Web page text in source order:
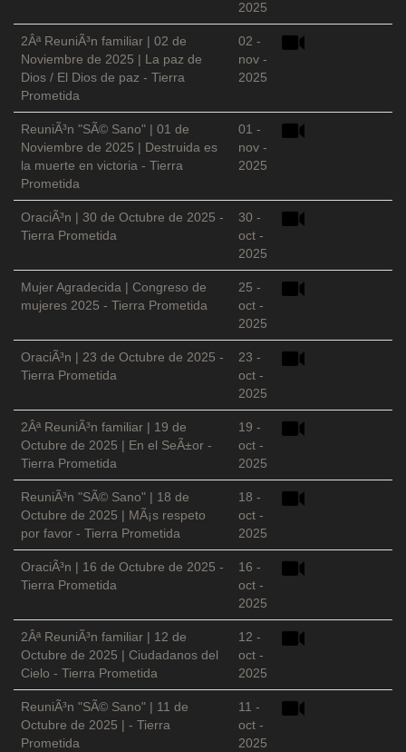
2025
2Âª ReuniÃ³n familiar | 02 de
Noviembre de 2025 | La paz de
Dios / El Dios de paz - Tierra
Prometida
02 -
nov -
2025
ReuniÃ³n "SÃ© Sano" | 01 de
Noviembre de 2025 | Destruida es
la muerte en victoria - Tierra
Prometida
01 -
nov -
2025
OraciÃ³n | 30 de Octubre de 2025 -
Tierra Prometida
30 -
oct -
2025
Mujer Agradecida | Congreso de
mujeres 2025 - Tierra Prometida
25 -
oct -
2025
OraciÃ³n | 23 de Octubre de 2025 -
Tierra Prometida
23 -
oct -
2025
2Âª ReuniÃ³n familiar | 19 de
Octubre de 2025 | En el SeÃ±or -
Tierra Prometida
19 -
oct -
2025
ReuniÃ³n "SÃ© Sano" | 18 de
Octubre de 2025 | MÃ¡s respeto
por favor - Tierra Prometida
18 -
oct -
2025
OraciÃ³n | 16 de Octubre de 2025 -
Tierra Prometida
16 -
oct -
2025
2Âª ReuniÃ³n familiar | 12 de
Octubre de 2025 | Ciudadanos del
Cielo - Tierra Prometida
12 -
oct -
2025
ReuniÃ³n "SÃ© Sano" | 11 de
Octubre de 2025 | - Tierra
Prometida
11 -
oct -
2025